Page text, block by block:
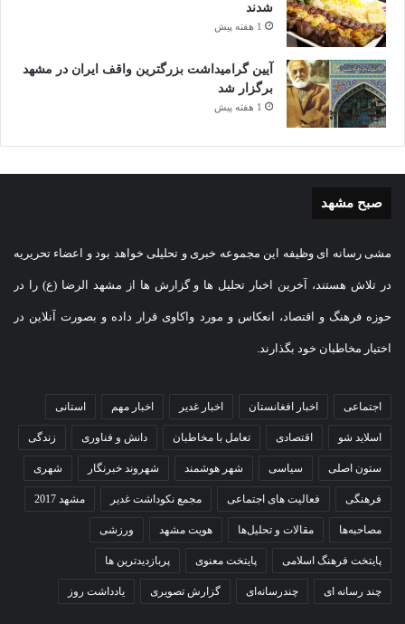
شدند
1 هفته پیش
آیین گرامیداشت بزرگترین واقف ایران در مشهد
برگزار شد
1 هفته پیش
صبح مشهد
مشی رسانه ای وظیفه این مجموعه خبری و تحلیلی خواهد بود و اعضاء تحریریه
در تلاش هستند، آخرین اخبار تحلیل ها و گزارش ها از مشهد الرضا (ع) را در
حوزه فرهنگ و اقتصاد، انعکاس و مورد واکاوی قرار داده و بصورت آنلاین در
اختیار مخاطبان خود بگذارند.
اجتماعی اخبار افغانستان اخبار غدیر اخبار مهم استانی
اسلاید شو اقتصادی تعامل با مخاطبان دانش و فناوری زندگی
ستون اصلی سیاسی شهر هوشمند شهروند خبرنگار شهری
فرهنگی فعالیت های اجتماعی مجمع نکوداشت غدیر مشهد 2017
مصاحبه‌ها مقالات و تحلیل‌ها هویت مشهد ورزشی
پایتخت فرهنگ اسلامی پایتخت معنوی پربازدیدترین ها
چند رسانه ای چندرسانه‌ای گزارش تصویری یادداشت روز